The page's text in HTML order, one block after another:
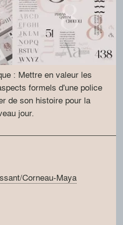
: Mettre en valeur les
formels d'une police
de son histoire pour la
jour.
Corneau-Maya